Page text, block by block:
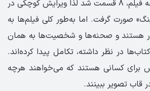
توجه به اینکه مجموعه فیلم، 8 قسمت شد لذا ویرایش کوچکی در
صورت گرفت. اما به‌طور کلی فیلم‌ها به
هستند و صحنه‌ها و شخصیت‌ها به همان
در نظر داشته، تکامل پیدا کرده‌اند.
برای کسانی هستند که می‌خواهند هرچه
قاب تصویر ببینند.